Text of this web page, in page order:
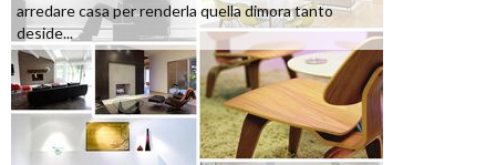
arredare casa per renderla quella dimora tanto
deside...